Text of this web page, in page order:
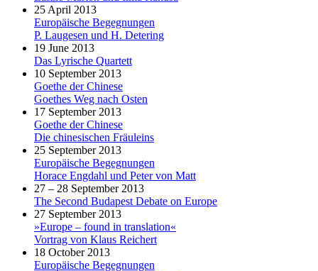
25 April 2013
Europäische Begegnungen
P. Laugesen und H. Detering
19 June 2013
Das Lyrische Quartett
10 September 2013
Goethe der Chinese
Goethes Weg nach Osten
17 September 2013
Goethe der Chinese
Die chinesischen Fräuleins
25 September 2013
Europäische Begegnungen
Horace Engdahl und Peter von Matt
27 – 28 September 2013
The Second Budapest Debate on Europe
27 September 2013
»Europe – found in translation«
Vortrag von Klaus Reichert
18 October 2013
Europäische Begegnungen